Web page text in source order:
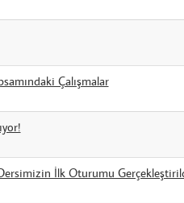
Çalışmalar
İlk Oturumu